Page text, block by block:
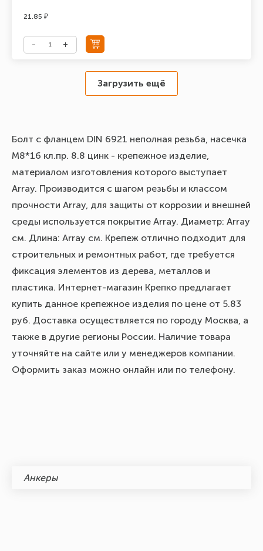
21.85 ₽
Загрузить ещё
Болт с фланцем DIN 6921 неполная резьба, насечка
М8*16 кл.пр. 8.8 цинк - крепежное изделие,
материалом изготовления которого выступает
Array. Производится с шагом резьбы и классом
прочности Array, для защиты от коррозии и внешней
среды используется покрытие Array. Диаметр: Array
см. Длина: Array см. Крепеж отлично подходит для
строительных и ремонтных работ, где требуется
фиксация элементов из дерева, металлов и
пластика. Интернет-магазин Крепко предлагает
купить данное крепежное изделия по цене от 5.83
руб. Доставка осуществляется по городу Москва, а
также в другие регионы России. Наличие товара
уточняйте на сайте или у менеджеров компании.
Оформить заказ можно онлайн или по телефону.
Анкеры